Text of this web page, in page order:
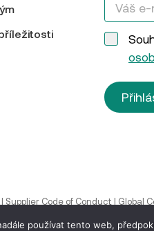
| Supplier Code of Conduct | Global
používat tento web,